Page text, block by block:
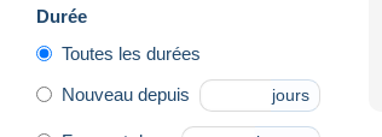
Durée
Toutes les durées
Nouveau depuis jours